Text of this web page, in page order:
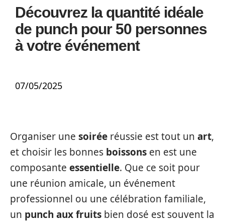
Découvrez la quantité idéale
de punch pour 50 personnes
à votre événement
07/05/2025
Organiser une soirée réussie est tout un art,
et choisir les bonnes boissons en est une
composante essentielle. Que ce soit pour
une réunion amicale, un événement
professionnel ou une célébration familiale,
un punch aux fruits bien dosé est souvent la